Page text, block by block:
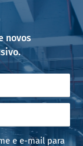
novos
e e-mail para